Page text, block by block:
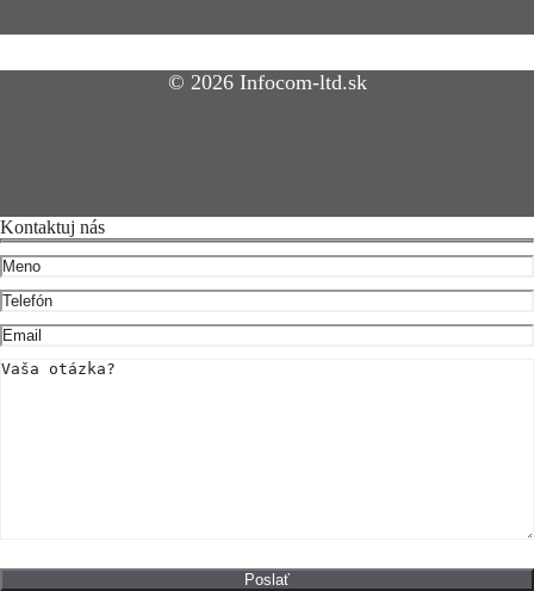
© 2026 Infocom-ltd.sk
Kontaktuj nás